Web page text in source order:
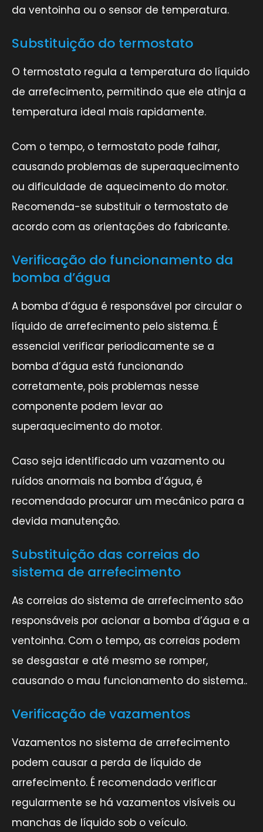
da ventoinha ou o sensor de temperatura.
Substituição do termostato
O termostato regula a temperatura do líquido
de arrefecimento, permitindo que ele atinja a
temperatura ideal mais rapidamente.
Com o tempo, o termostato pode falhar,
causando problemas de superaquecimento
ou dificuldade de aquecimento do motor.
Recomenda-se substituir o termostato de
acordo com as orientações do fabricante.
Verificação do funcionamento da
bomba d’água
A bomba d’água é responsável por circular o
líquido de arrefecimento pelo sistema. É
essencial verificar periodicamente se a
bomba d’água está funcionando
corretamente, pois problemas nesse
componente podem levar ao
superaquecimento do motor.
Caso seja identificado um vazamento ou
ruídos anormais na bomba d’água, é
recomendado procurar um mecânico para a
devida manutenção.
Substituição das correias do
sistema de arrefecimento
As correias do sistema de arrefecimento são
responsáveis por acionar a bomba d’água e a
ventoinha. Com o tempo, as correias podem
se desgastar e até mesmo se romper,
causando o mau funcionamento do sistema..
Verificação de vazamentos
Vazamentos no sistema de arrefecimento
podem causar a perda de líquido de
arrefecimento. É recomendado verificar
regularmente se há vazamentos visíveis ou
manchas de líquido sob o veículo.